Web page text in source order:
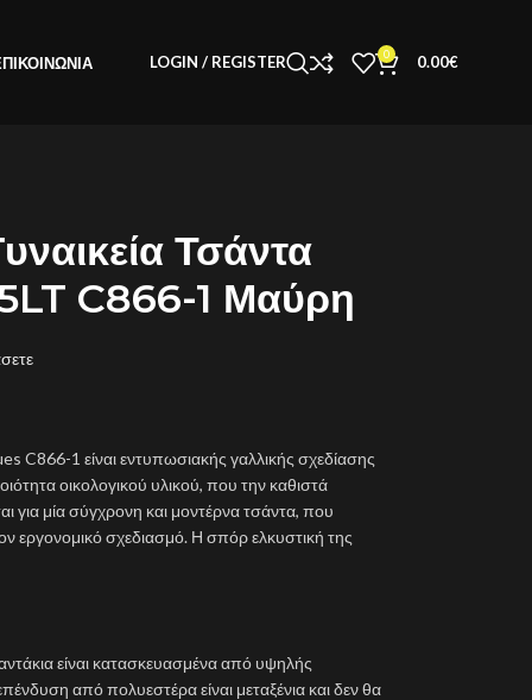
LOGIN / REGISTER 0 0.00€
Τσάντα
C866-1 Μαύρη
C866-1 είναι εντυπωσιακής γαλλικής σχεδίασης
οικολογικού υλικού, που την καθιστά
για μία σύγχρονη και μοντέρνα τσάντα, που
εργονομικό σχεδιασμό. Η σπόρ ελκυστική της
είναι κατασκευασμένα από υψηλής
από πολυεστέρα είναι μεταξένια και δεν θα